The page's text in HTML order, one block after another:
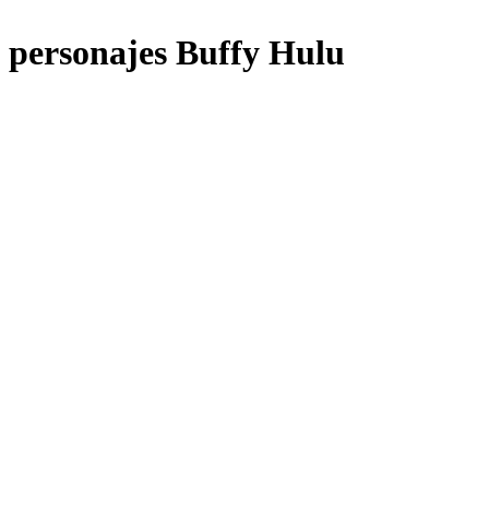
personajes Buffy Hulu